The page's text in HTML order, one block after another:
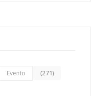
Evento (271)